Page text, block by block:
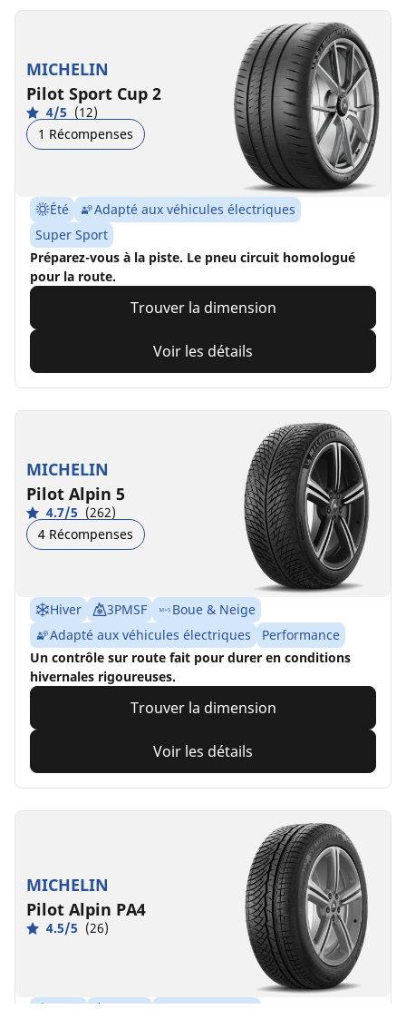
MICHELIN
Pilot Sport Cup 2
4/5 (12)
1 Récompenses
Été
Adapté aux véhicules électriques
Super Sport
Préparez-vous à la piste. Le pneu circuit homologué
pour la route.
Trouver la dimension
Voir les détails
MICHELIN
Pilot Alpin 5
4.7/5 (262)
4 Récompenses
Hiver 3PMSF
Boue & Neige
Adapté aux véhicules électriques
Performance
Un contrôle sur route fait pour durer en conditions
hivernales rigoureuses.
Trouver la dimension
Voir les détails
MICHELIN
Pilot Alpin PA4
4.5/5 (26)
Hiver 3PMSF
Boue & Neige